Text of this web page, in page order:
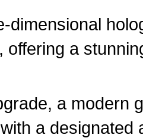
dimensional
offering a
a modern
a